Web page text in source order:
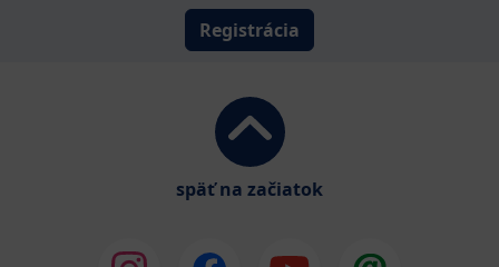
Registrácia
späť na začiatok